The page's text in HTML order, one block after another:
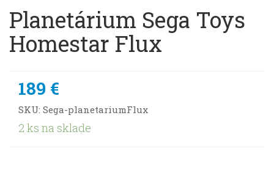
Planetárium Sega Toys
Homestar Flux
189 €
SKU: Sega-planetariumFlux
2 ks na sklade